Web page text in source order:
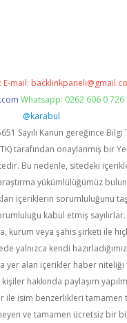
E-mail:
Whatsapp: 0262 606 0 726
@karabul
Sayılı Kanun gereğince
tarafından onaylanmış bir Yer
Bu nedenle, sitedeki
yükümlülüğümüz
içeriklerin sorumluluğunu
kabul etmiş
kurum veya şahıs şirketi ile
yalnızca kendi
yer alan içerikler haber niteliği
hakkında paylaşım
ile isim benzerlikleri tamamen
ve tamamen ücretsiz bir